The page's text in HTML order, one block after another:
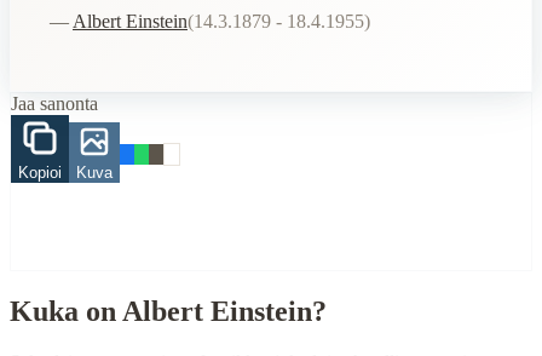
When to Use This Content
Understanding Finnish cultural wisdom
Learning Finnish language through proverbs
Finding quotes for speeches or writing
Period:Traditional folk wisdom
— Albert Einstein(14.3.1879 - 18.4.1955)
Jaa sanonta
Kopioi Kuva
Kuka on Albert Einstein?